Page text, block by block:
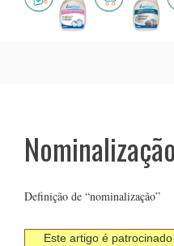
Nominalização
Definição de “nominalização”
Este artigo é